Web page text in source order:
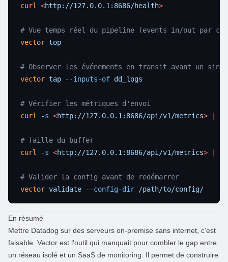
curl <http://127.0.0.1:8686/health
vector
vector tap --inputs-of
curl
-s <http://127.0.0.1:8686/api/v1/metrics>
curl
-s <http://127.0.0.1:8686/api/v1/metrics>
vector validate --config-dir
En résumé
Mettre Datadog sur des serveurs on-premise sans internet, c'est
faisable. Vector est l'outil qui manquait pour combler le gap entre
un réseau isolé et un SaaS de monitoring. Il permet de construire